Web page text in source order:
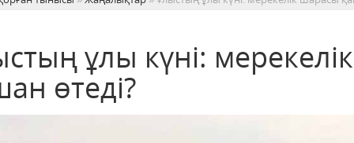
ұлы күні:
өтеді?